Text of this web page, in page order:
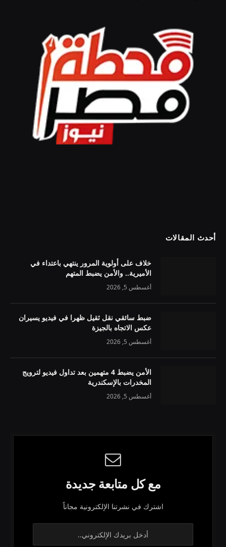
أحدث المقالات
خلاف على أولوية المرور ينتهي باعتداء في
الأميرية.. والأمن يضبط المتهم
أغسطس 5, 2026
ضبط سائقي نقل ثقيل ظهرا في فيديو يسيران
عكس الاتجاه بالجيزة
أغسطس 5, 2026
الأمن يضبط 4 متهمين بعد تداول فيديو لترويج
المخدرات بالإسكندرية
أغسطس 5, 2026
مع كل متابعة جديدة
اشترك في نشرتنا الإلكترونية مجاناً